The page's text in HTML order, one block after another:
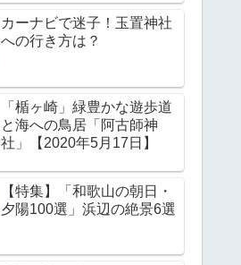
カーナビで迷子！玉置神社
への行き方は？
「楯ヶ崎」緑豊かな遊歩道
と海への鳥居「阿古師神
社」【2020年5月17日】
【特集】「和歌山の朝日・
夕陽100選」浜辺の絶景6選